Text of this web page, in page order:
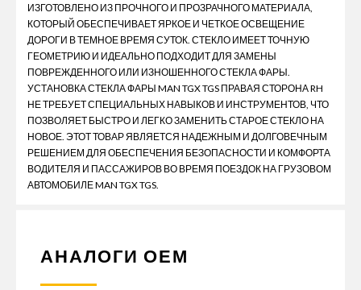
ИЗГОТОВЛЕНО ИЗ ПРОЧНОГО И ПРОЗРАЧНОГО МАТЕРИАЛА,
КОТОРЫЙ ОБЕСПЕЧИВАЕТ ЯРКОЕ И ЧЕТКОЕ ОСВЕЩЕНИЕ
ДОРОГИ В ТЕМНОЕ ВРЕМЯ СУТОК. СТЕКЛО ИМЕЕТ ТОЧНУЮ
ГЕОМЕТРИЮ И ИДЕАЛЬНО ПОДХОДИТ ДЛЯ ЗАМЕНЫ
ПОВРЕЖДЕННОГО ИЛИ ИЗНОШЕННОГО СТЕКЛА ФАРЫ.
УСТАНОВКА СТЕКЛА ФАРЫ MAN TGX TGS ПРАВАЯ СТОРОНА RH
НЕ ТРЕБУЕТ СПЕЦИАЛЬНЫХ НАВЫКОВ И ИНСТРУМЕНТОВ, ЧТО
ПОЗВОЛЯЕТ БЫСТРО И ЛЕГКО ЗАМЕНИТЬ СТАРОЕ СТЕКЛО НА
НОВОЕ. ЭТОТ ТОВАР ЯВЛЯЕТСЯ НАДЕЖНЫМ И ДОЛГОВЕЧНЫМ
РЕШЕНИЕМ ДЛЯ ОБЕСПЕЧЕНИЯ БЕЗОПАСНОСТИ И КОМФОРТА
ВОДИТЕЛЯ И ПАССАЖИРОВ ВО ВРЕМЯ ПОЕЗДОК НА ГРУЗОВОМ
АВТОМОБИЛЕ MAN TGX TGS.
АНАЛОГИ ОЕМ